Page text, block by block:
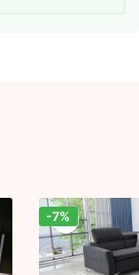
Zľava!
-7%